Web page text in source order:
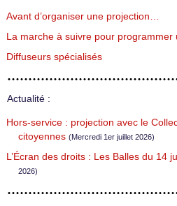
Avant d’organiser une projection…
La marche à suivre pour programmer
Diffuseurs spécialisés
Actualité :
Hors-service : projection avec le
citoyennes (Mercredi 1er juillet 2026)
L’Écran des droits : Les Balles du 14
2026)